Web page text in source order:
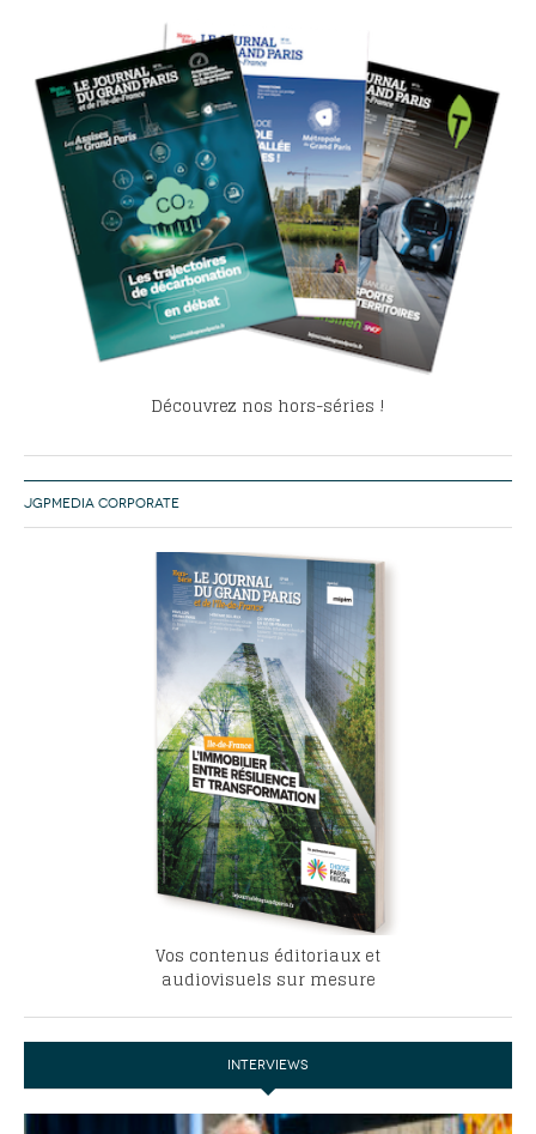
Découvrez nos hors-séries !
JGPMEDIA CORPORATE
Vos contenus éditoriaux et
audiovisuels sur mesure
INTERVIEWS